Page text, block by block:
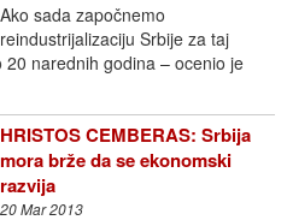
Ako sada započnemo
reindustrijalizaciju Srbije za taj
narednih godina – ocenio je
HRISTOS CEMBERAS: Srbija
mora brže da se ekonomski
razvija
20 Mar 2013